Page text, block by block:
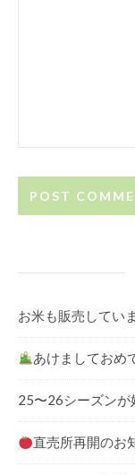
お米も販売してい
あけましておめ
25〜26シーズンが
直売所再開のお